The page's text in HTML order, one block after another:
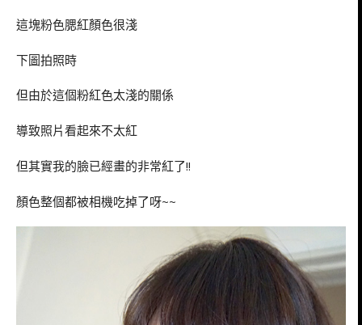
這塊粉色腮紅顏色很淺
下圖拍照時
但由於這個粉紅色太淺的關係
導致照片看起來不太紅
但其實我的臉已經畫的非常紅了!!
顏色整個都被相機吃掉了呀~~